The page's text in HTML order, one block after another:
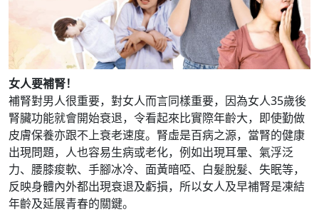
女人要補腎！
補腎對男人很重要，對女人而言同樣重要，因為女人35歲後
腎臟功能就會開始衰退，令看起來比實際年齡大，即使勤做
皮膚保養亦跟不上衰老速度。腎虛是百病之源，當腎的健康
出現問題，人也容易生病或老化，例如出現耳暈、氣浮泛
力、腰膝痠軟、手腳冰冷、面黃暗啞、白髮脫髮、失眠等，
反映身體內外都出現衰退及虧損，所以女人及早補腎是凍結
年齡及延展青春的關鍵。